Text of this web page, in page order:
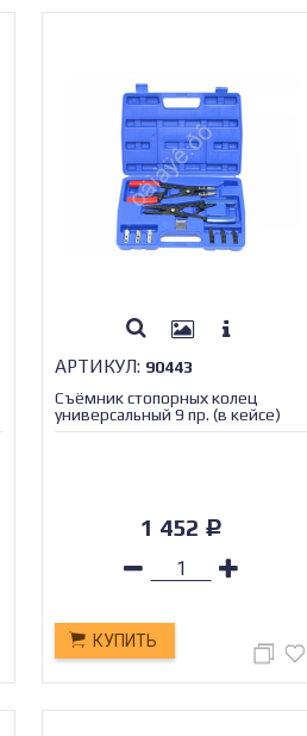
АРТИКУЛ: 90443
Съёмник стопорных колец
универсальный 9 пр. (в кейсе)
МАЯКАВТО™ /1/10_
1 452 Р
КУПИТЬ